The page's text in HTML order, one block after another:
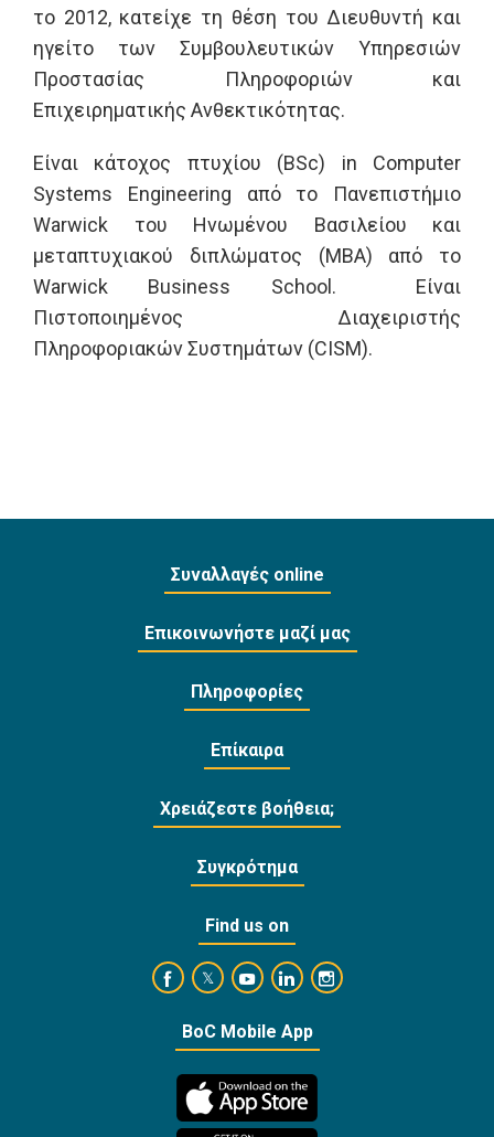
το 2012, κατείχε τη θέση του Διευθυντή και
ηγείτο των Συμβουλευτικών Υπηρεσιών
Προστασίας Πληροφοριών και
Επιχειρηματικής Ανθεκτικότητας.
Είναι κάτοχος πτυχίου (BSc) in Computer
Systems Engineering από το Πανεπιστήμιο
Warwick του Ηνωμένου Βασιλείου και
μεταπτυχιακού διπλώματος (MBA) από το
Warwick Business School. Είναι
Πιστοποιημένος Διαχειριστής
Πληροφοριακών Συστημάτων (CISM).
Συναλλαγές online
Επικοινωνήστε μαζί μας
Πληροφορίες
Επίκαιρα
Χρειάζεστε βοήθεια;
Συγκρότημα
Find us on
https://www.facebook.com/
https://twitter.com/bankofcyprus_
https://www.youtube.com/user/
https://www.linkedin.com/
https://
BoC Mobile App